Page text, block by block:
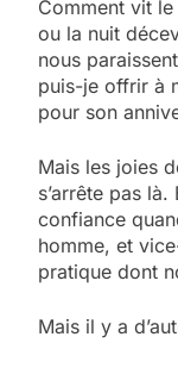
Comment vit
ou la nuit
nous
puis-je offrir à
pour son
Mais les joies
s’arrête pas
confiance
homme, et
pratique dont
Mais il y a